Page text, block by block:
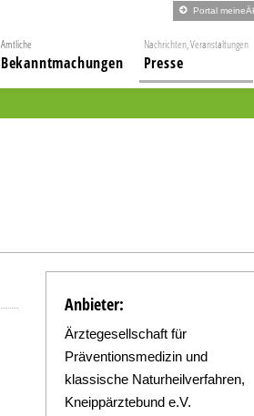
Portal
Amtliche
Bekanntmachungen
Nachrichten, Veranstaltungen
Presse
Anbieter:
Ärztegesellschaft für
Präventionsmedizin und
klassische Naturheilverfahren,
Kneippärztebund e.V.